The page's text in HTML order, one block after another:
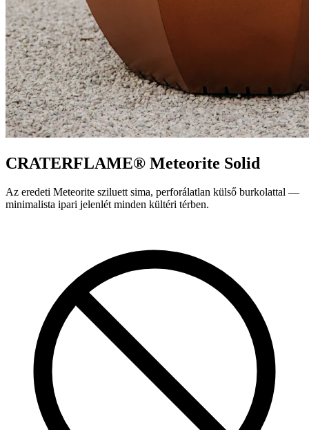
CRATERFLAME® Meteorite Solid
Az eredeti Meteorite sziluett sima, perforálatlan külső burkolattal —
minimalista ipari jelenlét minden kültéri térben.